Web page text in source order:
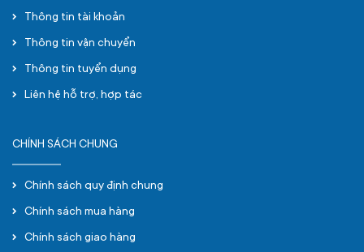
Thông tin tài khoản
Thông tin vận chuyển
Thông tin tuyển dụng
Liên hệ hỗ trợ, hợp tác
CHÍNH SÁCH CHUNG
Chính sách quy định chung
Chính sách mua hàng
Chính sách giao hàng